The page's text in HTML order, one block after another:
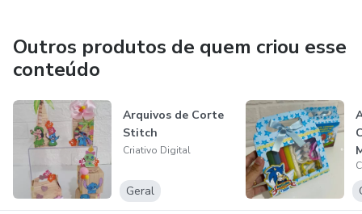
Outros produtos de quem criou esse
conteúdo
Arquivos de Corte
Stitch
Criativo Digital
Geral